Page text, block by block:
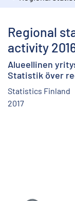
Regional
activity
Alueellinen
Statistik över
Statistics Finland
2017